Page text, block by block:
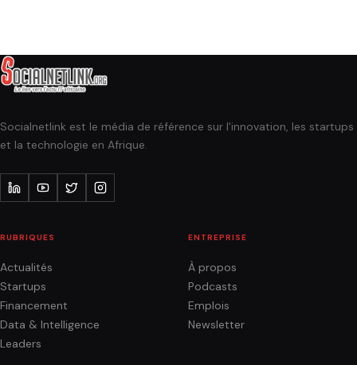
Socialnetlink est le média de référence sur l'innovation, les startups
et la technologie en Afrique.
RUBRIQUES
Actualités
Startups
Financement
Data & Intelligence
Leaders
ENTREPRISE
À propos
Podcasts
Emplois
Newsletter